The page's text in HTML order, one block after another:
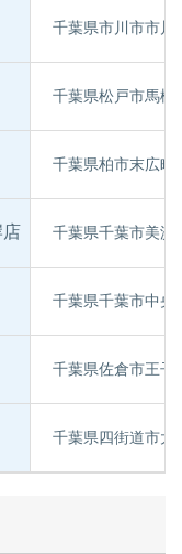
千葉県市川市市川
千葉県松戸市馬橋
千葉県柏市末広町
店 千葉県千葉市美浜
千葉県千葉市中央
千葉県佐倉市王子
千葉県四街道市大